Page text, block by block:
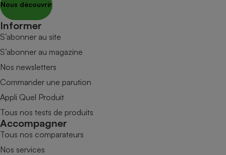
Nous découvrir
Informer
S’abonner au site
S’abonner au magazine
Nos newsletters
Commander une parution
Appli Quel Produit
Tous nos tests de produits
Accompagner
Tous nos comparateurs
Nos services